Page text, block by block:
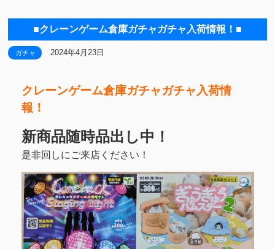
■クレーンゲーム倉庫ガチャガチャ入荷情報！■
ガチャ 2024年4月23日
クレーンゲーム倉庫ガチャガチャ入荷情
報！
新商品随時品出し中！
是非回しにご来店ください！